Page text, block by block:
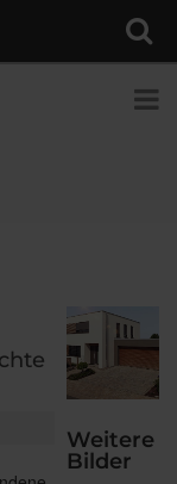
Weitere
Bilder